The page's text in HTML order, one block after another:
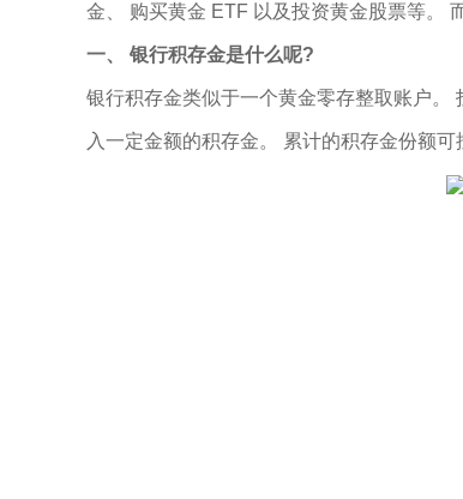
金、 购买黄金 ETF 以及投资黄金股票等。
一、 银行积存金是什么呢?
银行积存金类似于一个黄金零存整取账户。
入一定金额的积存金。 累计的积存金份额